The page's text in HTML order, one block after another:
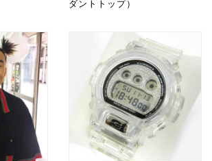
ダントトップ）